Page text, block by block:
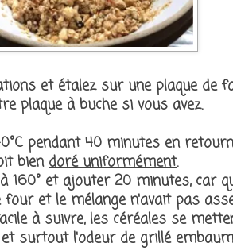
et étalez sur une plaque de
plaque à buche si vous avez.
pendant 40 minutes en
biendoré uniformément.
160° et ajouter 20 minutes, car
et le mélange n'avait pas
à suivre, les céréales se
surtout l'odeur de grillé